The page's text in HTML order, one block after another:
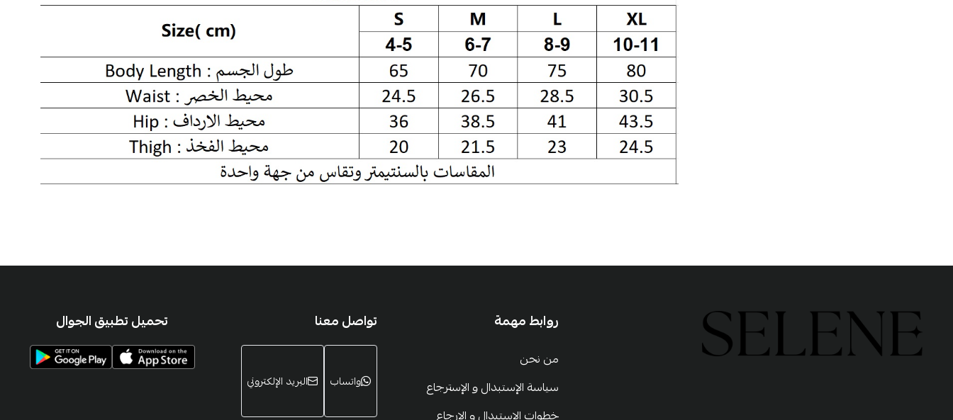
روابط مهمة
من نحن
سياسة الإستبدال و الإسترجاع
خطوات الإستبدال و الإرجاع
تواصل معنا
واتساب البريد الإلكتروني
تحميل تطبيق الجوال